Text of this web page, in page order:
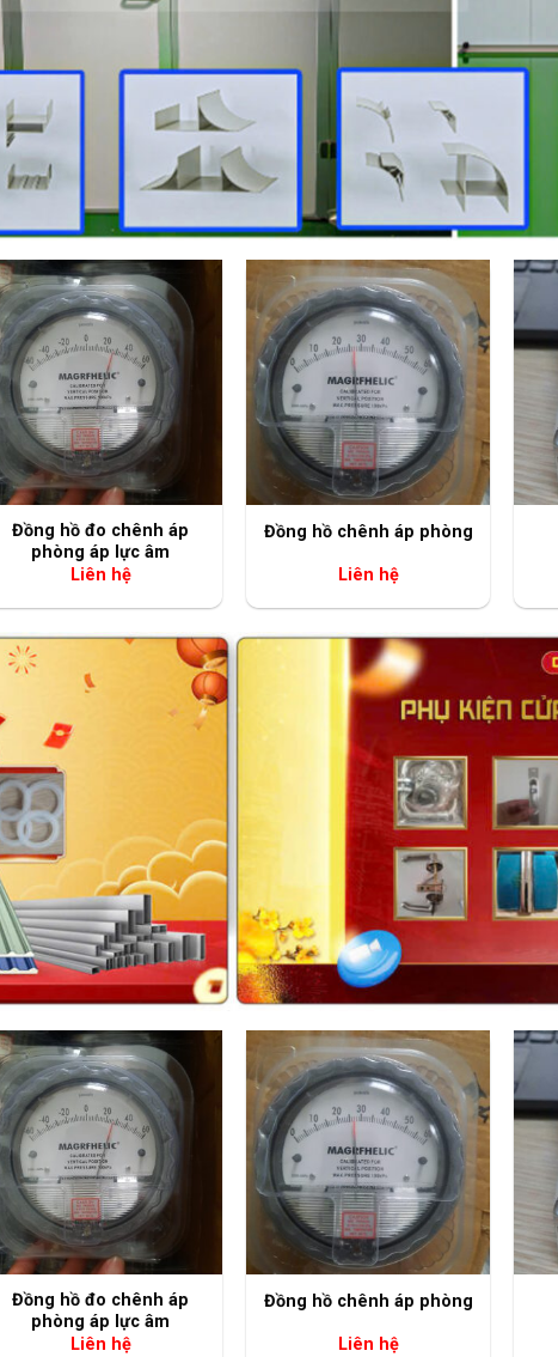
+
Đồng hồ đo chênh áp
phòng áp lực âm
Liên hệ
Đồng hồ chênh áp phòng
Liên hệ
+
+
Đồng hồ đo chênh áp
phòng áp lực âm
Liên hệ
Đồng hồ chênh áp phòng
Liên hệ
+